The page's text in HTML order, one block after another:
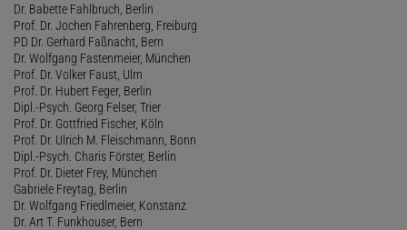
Dr. Babette Fahlbruch, Berlin
Prof. Dr. Jochen Fahrenberg, Freiburg
PD Dr. Gerhard Faßnacht, Bern
Dr. Wolfgang Fastenmeier, München
Prof. Dr. Volker Faust, Ulm
Prof. Dr. Hubert Feger, Berlin
Dipl.-Psych. Georg Felser, Trier
Prof. Dr. Gottfried Fischer, Köln
Prof. Dr. Ulrich M. Fleischmann, Bonn
Dipl.-Psych. Charis Förster, Berlin
Prof. Dr. Dieter Frey, München
Gabriele Freytag, Berlin
Dr. Wolfgang Friedlmeier, Konstanz
Dr. Art T. Funkhouser, Bern